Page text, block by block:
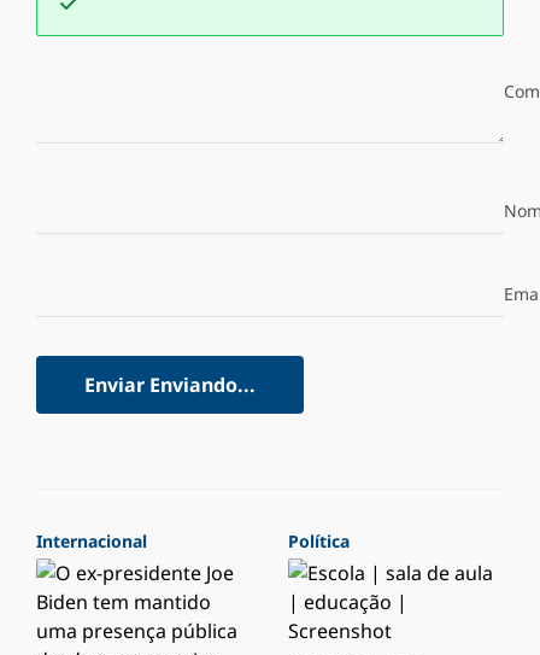
Enviar Enviando...
Internacional Política